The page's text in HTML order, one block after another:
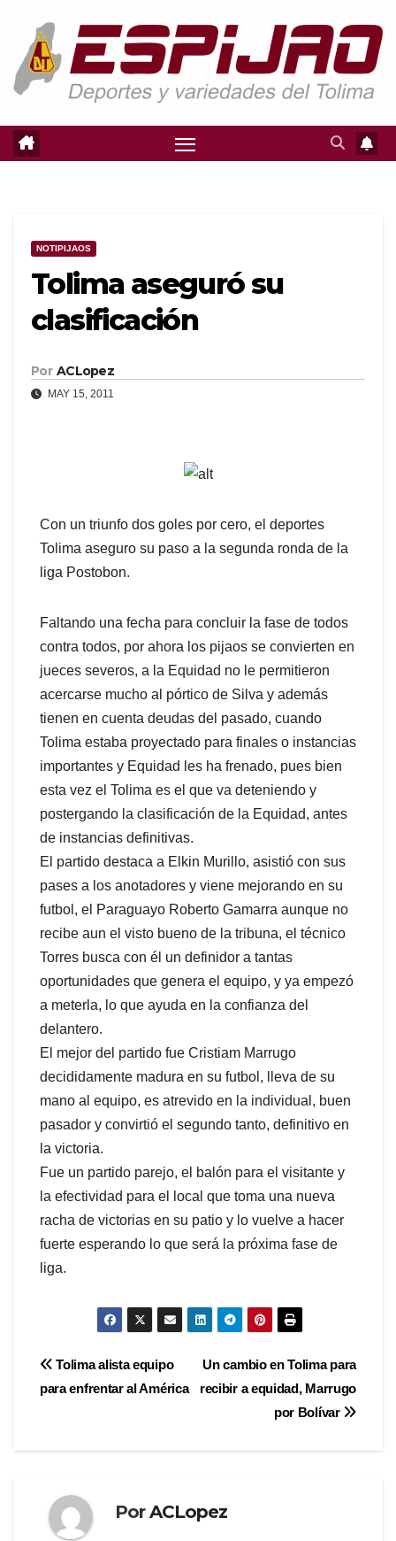
contenido
NOTIPIJAOS
Tolima aseguró su
clasificación
Por ACLopez
MAY 15, 2011
Con un triunfo dos goles por cero, el deportes
Tolima aseguro su paso a la segunda ronda de la
liga Postobon.
Faltando una fecha para concluir la fase de todos
contra todos, por ahora los pijaos se convierten en
jueces severos, a la Equidad no le permitieron
acercarse mucho al pórtico de Silva y además
tienen en cuenta deudas del pasado, cuando
Tolima estaba proyectado para finales o instancias
importantes y Equidad les ha frenado, pues bien
esta vez el Tolima es el que va deteniendo y
postergando la clasificación de la Equidad, antes
de instancias definitivas.
El partido destaca a Elkin Murillo, asistió con sus
pases a los anotadores y viene mejorando en su
futbol, el Paraguayo Roberto Gamarra aunque no
recibe aun el visto bueno de la tribuna, el técnico
Torres busca con él un definidor a tantas
oportunidades que genera el equipo, y ya empezó
a meterla, lo que ayuda en la confianza del
delantero.
El mejor del partido fue Cristiam Marrugo
decididamente madura en su futbol, lleva de su
mano al equipo, es atrevido en la individual, buen
pasador y convirtió el segundo tanto, definitivo en
la victoria.
Fue un partido parejo, el balón para el visitante y
la efectividad para el local que toma una nueva
racha de victorias en su patio y lo vuelve a hacer
fuerte esperando lo que será la próxima fase de
liga.
Navegación
de
Un cambio en Tolima para
recibir a equidad, Marrugo
por Bolívar
Tolima alista equipo
para enfrentar al América
PorACLopez